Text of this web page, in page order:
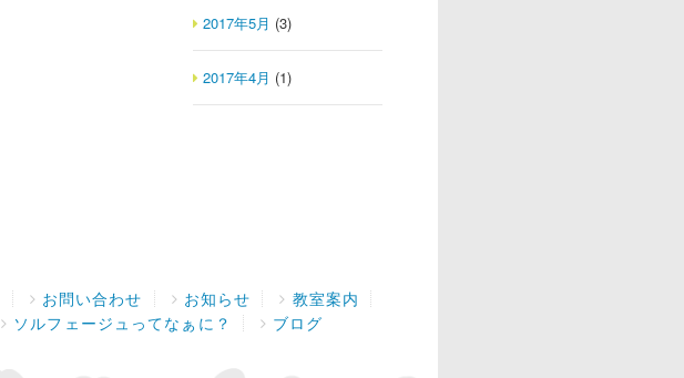
2017年5月 (3)
2017年4月 (1)
お問い合わせ お知らせ
教室案内
ソルフェージュってなぁに？ ブログ